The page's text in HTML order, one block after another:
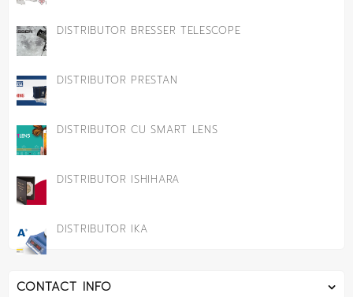
DISTRIBUTOR BRESSER TELESCOPE
DISTRIBUTOR PRESTAN
DISTRIBUTOR CU SMART LENS
DISTRIBUTOR ISHIHARA
DISTRIBUTOR IKA
CONTACT INFO